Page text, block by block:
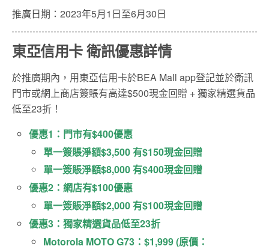
推廣日期：2023年5月1日至6月30日
東亞信用卡 衛訊優惠詳情
於推廣期內，用東亞信用卡於BEA Mall app登記並於衛訊
門市或網上商店簽賬有高達$500現金回贈 + 獨家精選貨品
低至23折！
優惠1：門市有$400優惠
單一簽賬淨額$3,500 有$150現金回贈
單一簽賬淨額$8,000 有$400現金回贈
優惠2：網店有$100優惠
單一簽賬淨額$2,000 有$100現金回贈
優惠3：獨家精選貨品低至23折
Motorola MOTO G73：$1,999 (原價：